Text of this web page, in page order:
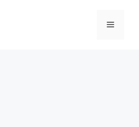
Menu